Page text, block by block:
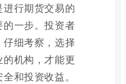
行期货交易的
一步。投资者
细考察，选择
机构，才能更
和投资收益。